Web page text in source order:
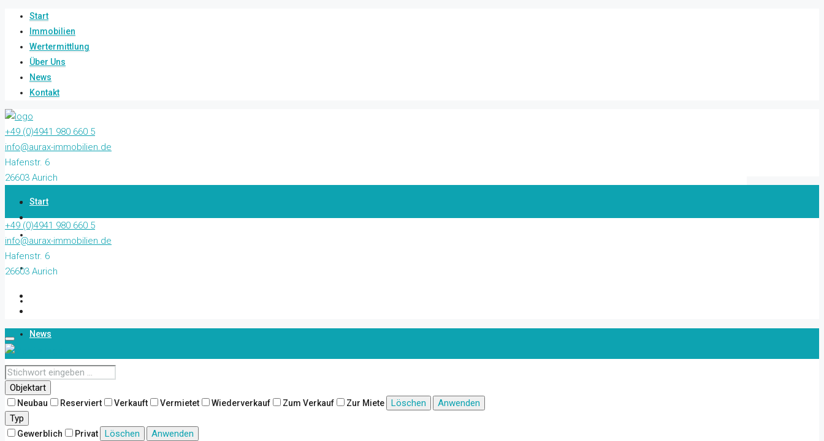
Start
Immobilien
Wertermittlung
Über Uns
News
Kontakt
+49 (0)4941 980 660 5
info@aurax-immobilien.de
Hafenstr. 6
26603 Aurich
Start
Wertermittlung
News
Kontakt
+49 (0)4941 980 660 5
info@aurax-immobilien.de
Hafenstr. 6
26603 Aurich
Objektart
Neubau Reserviert Verkauft Vermietet Wiederverkauf Zum Verkauf Zur Miete Löschen
Anwenden
Typ
Gewerblich Privat Löschen
Anwenden